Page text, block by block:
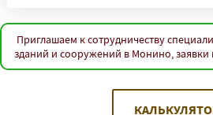
Приглашаем к сотрудничеству
зданий и сооружений в Монино, заявки